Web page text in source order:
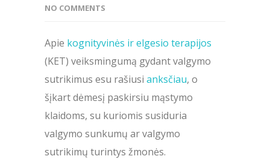
NO COMMENTS
Apie kognityvinės ir elgesio terapijos
(KET) veiksmingumą gydant valgymo
sutrikimus esu rašiusi anksčiau, o
šįkart dėmesį paskirsiu mąstymo
klaidoms, su kuriomis susiduria
valgymo sunkumų ar valgymo
sutrikimų turintys žmonės.